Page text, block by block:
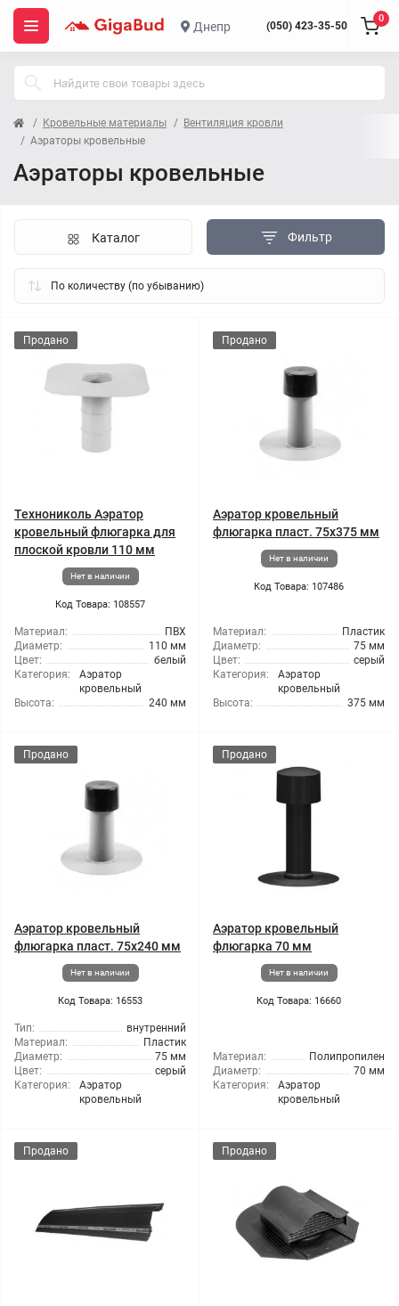
Днепр (050) 423-35-50
0
Кровельные материалы
Вентиляция кровли
Аэраторы кровельные
Аэраторы кровельные
Фильтр
Каталог
Продано
Технониколь Аэратор
кровельный флюгарка для
плоской кровли 110 мм
Нет в наличии
Код Товара: 108557
Материал:
ПВХ
Диаметр:
110 мм
Цвет:
белый
Категория:
Аэратор
кровельный
Высота:
240 мм
Продано
Аэратор кровельный
флюгарка пласт. 75х375 мм
Нет в наличии
Код Товара: 107486
Материал:
Пластик
Диаметр:
75 мм
Цвет:
серый
Категория:
Аэратор
кровельный
Высота:
375 мм
Продано
Аэратор кровельный
флюгарка пласт. 75х240 мм
Нет в наличии
Код Товара: 16553
Тип:
внутренний
Материал:
Пластик
Диаметр:
75 мм
Цвет:
серый
Категория:
Аэратор
кровельный
Продано
Аэратор кровельный
флюгарка 70 мм
Нет в наличии
Код Товара: 16660
Материал:
Полипропилен
Диаметр:
70 мм
Категория:
Аэратор
кровельный
Продано Продано